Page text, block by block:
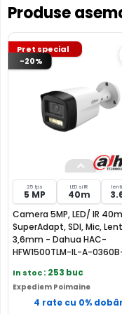
FILTRU IR MECANIC
Camera DAHUA
Produse
Pret special
-20%
25 fps
5 MP
LED si IR
40m
Camera 5MP, LED/ IR
SuperAdapt, SDI, Mic,
3,6mm - Dahua HAC-
HFW1500TLM-IL-A-
In stoc: 253 buc
Expediem Poimaine
4 rate cu 0%